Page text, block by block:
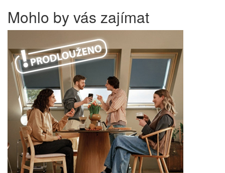
Mohlo by vás zajímat